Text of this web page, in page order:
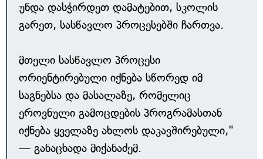
უნდა დასჭირდეთ დამატებით, სკოლის
გარეთ, სასწავლო პროცესებში ჩართვა.
მთელი სასწავლო პროცესი
ორიენტირებული იქნება სწორედ იმ
საგნებსა და მასალაზე, რომელიც
ეროვნული გამოცდების პროგრამასთან
იქნება ყველაზე ახლოს დაკავშირებული,"
— განაცხადა მიქანაძემ.